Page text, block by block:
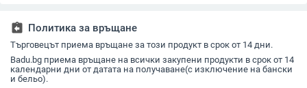
свободни ръце за
всички кучета
за кучета Найлоново
въже Стоки за
домашни любимци
Олово
кучета
assignment_return Политика за връщане
Търговецът приема връщане за този продукт в срок от 14 дни.
Badu.bg приема връщане на всички закупени продукти в срок от 14
календарни дни от датата на получаване(с изключение на бански
и бельо).